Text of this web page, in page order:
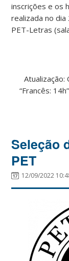
inscrições e os
realizada no
PET-Letras
Atualização:
“Francês:
Seleção
PET
12/09/2022